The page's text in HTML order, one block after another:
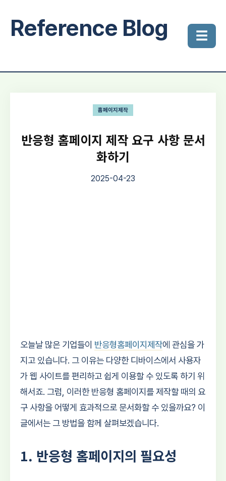
Reference Blog ☰
홈페이지제작
반응형 홈페이지 제작 요구 사항 문서
화하기
2025-04-23
오늘날 많은 기업들이 반응형홈페이지제작에 관심을 가
지고 있습니다. 그 이유는 다양한 디바이스에서 사용자
가 웹 사이트를 편리하고 쉽게 이용할 수 있도록 하기 위
해서죠. 그럼, 이러한 반응형 홈페이지를 제작할 때의 요
구 사항을 어떻게 효과적으로 문서화할 수 있을까요? 이
글에서는 그 방법을 함께 살펴보겠습니다.
1. 반응형 홈페이지의 필요성